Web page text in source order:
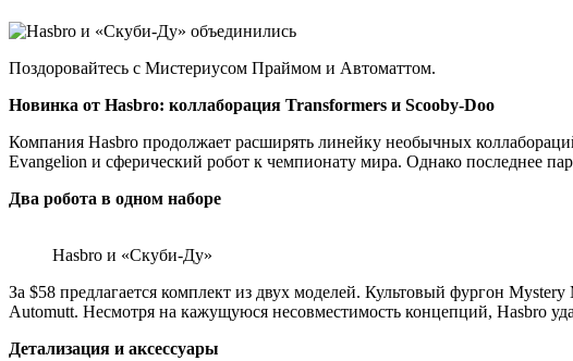
Поздоровайтесь с Мистериусом Праймом и Автоматтом.
Новинка от Hasbro: коллаборация Transformers и Scooby-Doo
Компания Hasbro продолжает расширять линейку необычных
Evangelion и сферический робот к чемпионату мира. Однако последнее
Два робота в одном наборе
Hasbro и «Скуби-Ду»
За $58 предлагается комплект из двух моделей. Культовый фургон
Automutt. Несмотря на кажущуюся несовместимость концепций, Hasbro
Детализация и аксессуары